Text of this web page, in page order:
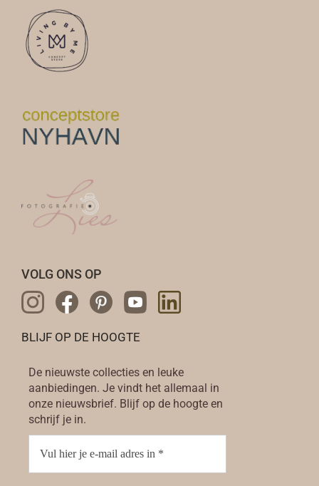
VOLG ONS OP
BLIJF OP DE HOOGTE
De nieuwste collecties en leuke
aanbiedingen. Je vindt het allemaal in
onze nieuwsbrief. Blijf op de hoogte en
schrijf je in.